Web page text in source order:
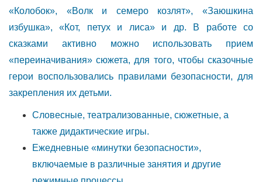
«Колобок», «Волк и семеро козлят», «Заюшкина
избушка», «Кот, петух и лиса» и др. В работе со
сказками активно можно использовать прием
«переиначивания» сюжета, для того, чтобы сказочные
герои воспользовались правилами безопасности, для
закрепления их детьми.
Словесные, театрализованные, сюжетные, а
также дидактические игры.
Ежедневные «минутки безопасности»,
включаемые в различные занятия и другие